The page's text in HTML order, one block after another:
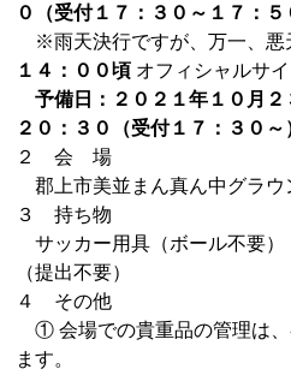
０（受付１７：３０～１７：５
※雨天決行ですが、万一、悪
１４：００頃 オフィシャルサ
予備日：２０２１年１０月
２０：３０（受付１７：３０～
２ 会 場
郡上市美並まん真ん中グラウ
３ 持ち物
サッカー用具（ボール不要）
（提出不要）
４ その他
① 会場での貴重品の管理は、
ます。